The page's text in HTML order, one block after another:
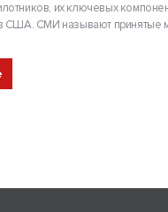
их ключевых
США. СМИ называют принятые